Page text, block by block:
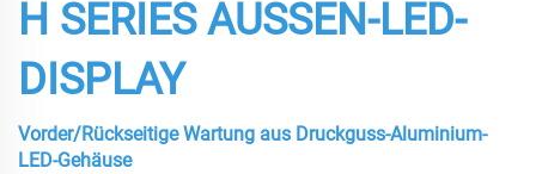
H SERIES AUSSEN-LED-
DISPLAY
Vorder/Rückseitige Wartung aus Druckguss-Aluminium-
LED-Gehäuse